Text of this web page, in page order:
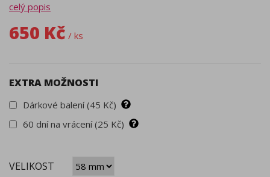
celý popis
650 Kč / ks
EXTRA MOŽNOSTI
Dárkové balení (45 Kč)
60 dní na vrácení (25 Kč)
VELIKOST